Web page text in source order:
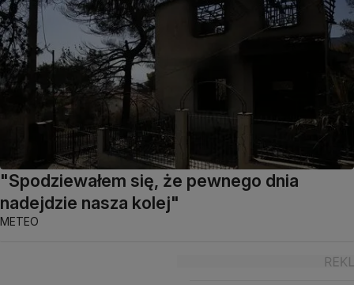
"Spodziewałem się, że pewnego dnia
nadejdzie nasza kolej"
METEO